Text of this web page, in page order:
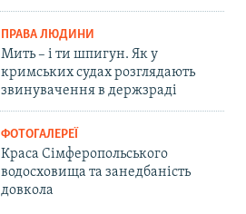
ПРАВА ЛЮДИНИ
Мить – і ти шпигун. Як у
кримських судах розглядають
звинувачення в держзраді
ФОТОГАЛЕРЕЇ
Краса Сімферопольського
водосховища та занедбаність
довкола